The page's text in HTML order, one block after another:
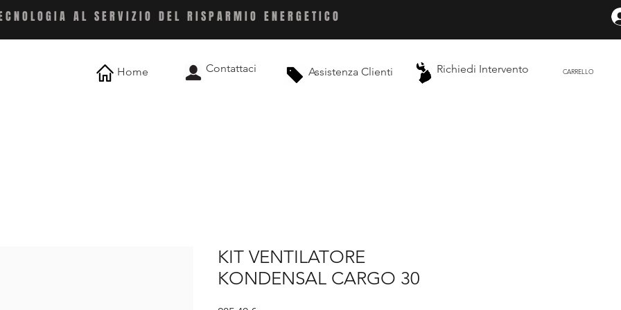
AL SERVIZIO DEL RISPARMIO ENERGETICO
KIT VENTILATORE
KONDENSAL CARGO 30
CARRELLO
Richiedi Intervento
Assistenza Clienti
Contattaci
Home